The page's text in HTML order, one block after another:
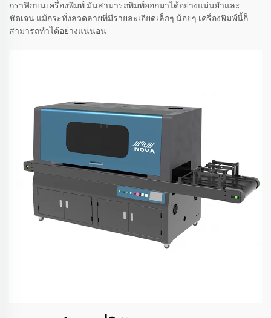
กราฟิกบนเครื่องพิมพ์ มันสามารถพิมพ์ออกมาได้อย่างแม่นยำและ
ชัดเจน แม้กระทั่งลวดลายที่มีรายละเอียดเล็กๆ น้อยๆ เครื่องพิมพ์นี้ก็
สามารถทำได้อย่างแน่นอน